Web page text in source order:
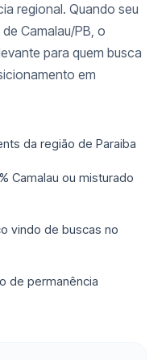
regional. Quando seu
Camalau/PB, o
para quem busca
em
da região de Paraiba
Camalau ou misturado
vindo de buscas no
de permanência